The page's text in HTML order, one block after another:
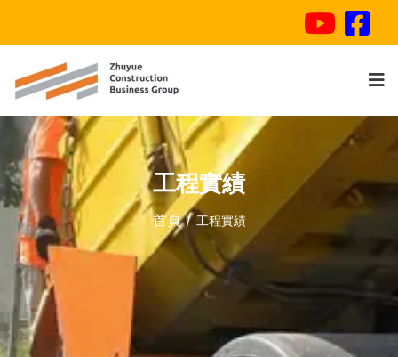
工程實績
首頁 工程實績